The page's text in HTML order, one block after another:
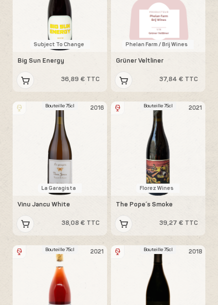
Subject To Change
Big Sun Energy
36,89 € TTC
Phelan Farm / Brij Wines
Grüner Veltliner
37,84 € TTC
2016
Bouteille 75cl
La Garagista
Vinu Jancu White
38,08 € TTC
2021
Bouteille 75cl
Florez Wines
The Pope´s Smoke
39,27 € TTC
2021
Bouteille 75cl 2018
Bouteille 75cl